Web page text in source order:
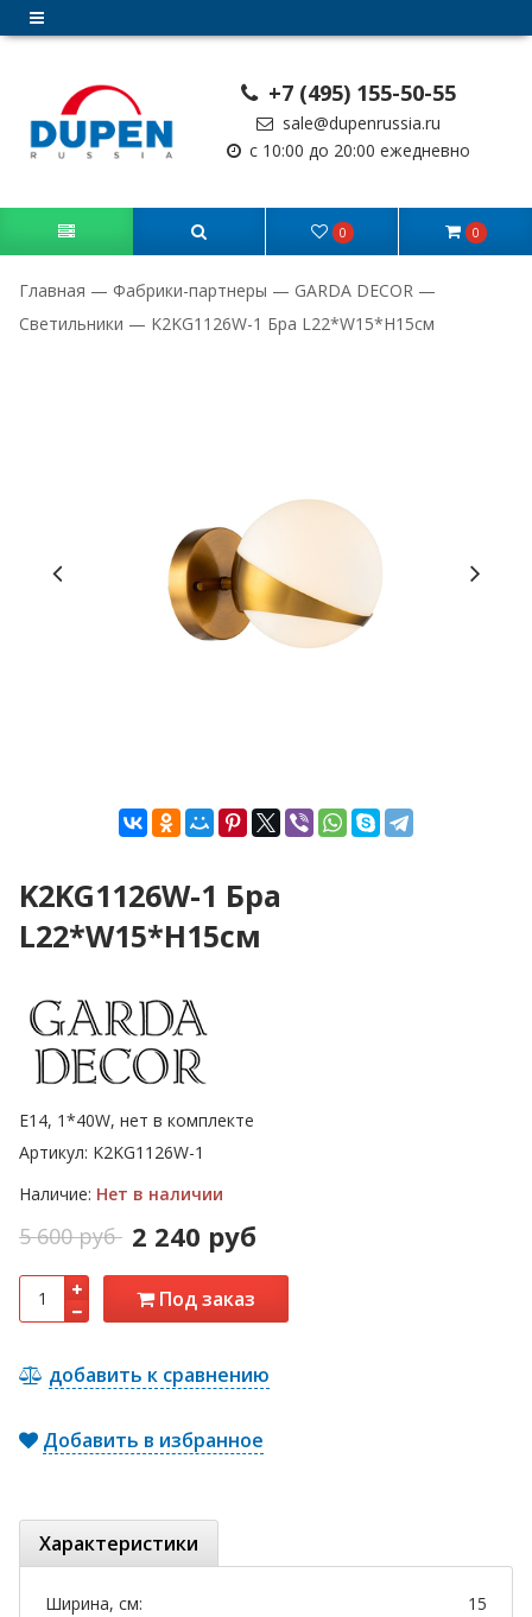
+7 (495) 155-50-55
sale@dupenrussia.ru
с 10:00 до 20:00 ежедневно
0 0
Главная — Фабрики-партнеры — GARDA DECOR —
Светильники — K2KG1126W-1 Бра L22*W15*H15см
K2KG1126W-1 Бра
L22*W15*H15см
E14, 1*40W, нет в комплекте
Артикул: K2KG1126W-1
Наличие: Нет в наличии
5 600 руб 2 240 руб
Под заказ
добавить к сравнению
Добавить в избранное
Характеристики
Ширина, см:
15